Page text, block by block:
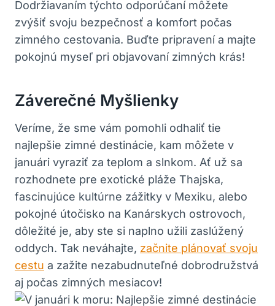
Dodržiavaním týchto odporúčaní môžete
zvýšiť svoju bezpečnosť a komfort počas
zimného cestovania. Buďte pripravení a majte
pokojnú myseľ pri objavovaní zimných krás!
Záverečné Myšlienky
Veríme, že sme vám pomohli odhaliť tie
najlepšie zimné destinácie, kam môžete v
januári vyraziť za teplom a slnkom. Ať už sa
rozhodnete pre exotické pláže Thajska,
fascinujúce kultúrne zážitky v Mexiku, alebo
pokojné útočisko na Kanárskych ostrovoch,
dôležité je, aby ste si naplno užili zaslúžený
oddych. Tak neváhajte, začnite plánovať svoju
cestu a zažite nezabudnuteľné dobrodružstvá
aj počas zimných mesiacov!